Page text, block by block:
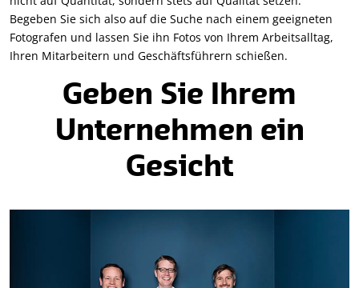
Begeben Sie sich also auf die Suche nach einem geeigneten
Fotografen und lassen Sie ihn Fotos von Ihrem Arbeitsalltag,
Ihren Mitarbeitern und Geschäftsführern schießen.
Geben Sie Ihrem
Unternehmen ein
Gesicht